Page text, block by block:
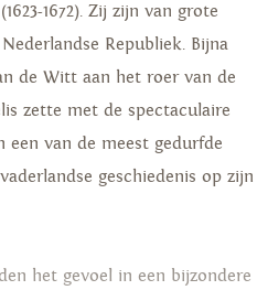
1672). Zij zijn van grote
Republiek. Bijna
de Witt aan het roer van de
zette met de spectaculaire
een van de meest gedurfde
geschiedenis op zijn
het gevoel in een bijzondere